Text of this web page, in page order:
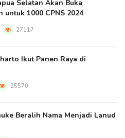
Selatan Akan Buka
untuk 1000 CPNS 2024
27117
Ikut Panen Raya di
25570
Beralih Nama Menjadi Lanud